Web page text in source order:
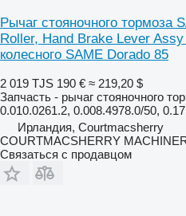
Рычаг стояночного тормоза
Roller, Hand Brake Lever
колесного SAME Dorado 85
2 019 TJS 190 € ≈ 219,20 $
Запчасть - рычаг стояночного
0.010.0261.2, 0.008.4978.0/50,
Ирландия, Courtmacsherry
COURTMACSHERRY
Связаться с продавцом